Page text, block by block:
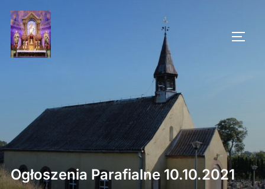
Skip
content
Ogłoszenia Parafialne 10.10.2021